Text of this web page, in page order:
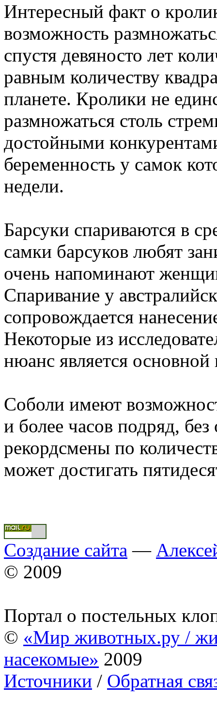
Интересный факт о
возможность
спустя девяносто лет
равным количеству
планете. Кролики не
размножаться столь
достойными
беременность у самок
недели.
Барсуки спариваются в
самки барсуков любят
очень напоминают
Спаривание у
сопровождается
Некоторые из
нюанс является
Соболи имеют
и более часов подряд,
рекордсмены по
может достигать
Создание сайта —
© 2009
Портал о постельных
© «Мир животных.ру /
насекомые» 2009
Источники / Обратная